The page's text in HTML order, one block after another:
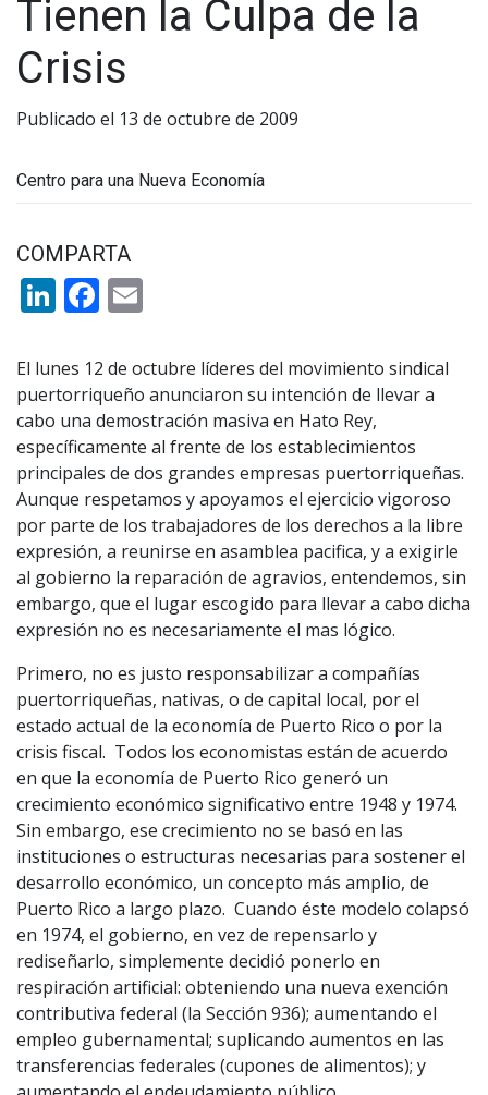
Tienen la Culpa de la
Crisis
Publicado el 13 de octubre de 2009
Centro para una Nueva Economía
COMPARTA
LinkedIn
Facebook
El lunes 12 de octubre líderes del movimiento sindical
puertorriqueño anunciaron su intención de llevar a
cabo una demostración masiva en Hato Rey,
específicamente al frente de los establecimientos
principales de dos grandes empresas puertorriqueñas.
Aunque respetamos y apoyamos el ejercicio vigoroso
por parte de los trabajadores de los derechos a la libre
expresión, a reunirse en asamblea pacifica, y a exigirle
al gobierno la reparación de agravios, entendemos, sin
embargo, que el lugar escogido para llevar a cabo dicha
expresión no es necesariamente el mas lógico.
Primero, no es justo responsabilizar a compañías
puertorriqueñas, nativas, o de capital local, por el
estado actual de la economía de Puerto Rico o por la
crisis fiscal. Todos los economistas están de acuerdo
en que la economía de Puerto Rico generó un
crecimiento económico significativo entre 1948 y 1974.
Sin embargo, ese crecimiento no se basó en las
instituciones o estructuras necesarias para sostener el
desarrollo económico, un concepto más amplio, de
Puerto Rico a largo plazo. Cuando éste modelo colapsó
en 1974, el gobierno, en vez de repensarlo y
rediseñarlo, simplemente decidió ponerlo en
respiración artificial: obteniendo una nueva exención
contributiva federal (la Sección 936); aumentando el
empleo gubernamental; suplicando aumentos en las
transferencias federales (cupones de alimentos); y